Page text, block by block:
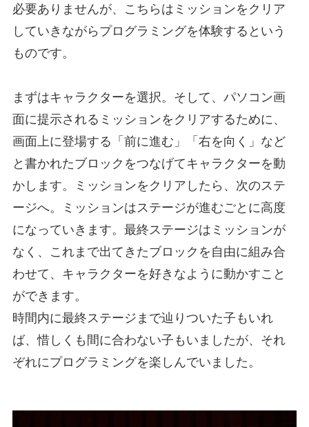
必要ありませんが、こちらはミッションをクリア
していきながらプログラミングを体験するという
ものです。
まずはキャラクターを選択。そして、パソコン画
面に提示されるミッションをクリアするために、
画面上に登場する「前に進む」「右を向く」など
と書かれたブロックをつなげてキャラクターを動
かします。ミッションをクリアしたら、次のステ
ージへ。ミッションはステージが進むごとに高度
になっていきます。最終ステージはミッションが
なく、これまで出てきたブロックを自由に組み合
わせて、キャラクターを好きなように動かすこと
ができます。
時間内に最終ステージまで辿りついた子もいれ
ば、惜しくも間に合わない子もいましたが、それ
ぞれにプログラミングを楽しんでいました。